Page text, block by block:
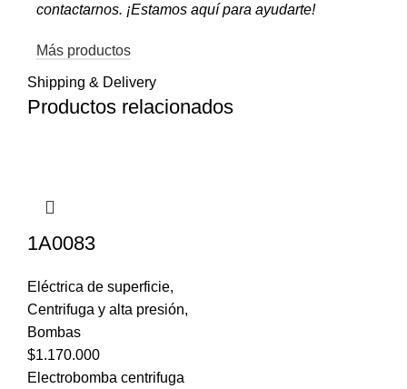
contactarnos. ¡Estamos aquí para ayudarte!
Más productos
Shipping & Delivery
Productos relacionados
1A0083
Eléctrica de superficie,
Centrifuga y alta presión,
Bombas
$1.170.000
Electrobomba centrifuga